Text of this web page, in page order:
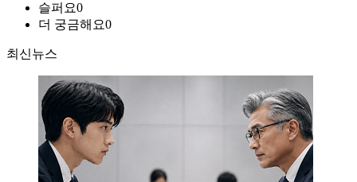
슬퍼요0
더 궁금해요0
최신뉴스